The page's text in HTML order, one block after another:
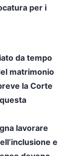
per i
da tempo
matrimonio
la Corte
lavorare
e